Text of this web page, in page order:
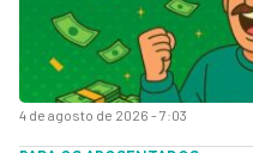
4 de agosto de 2026 - 7:03